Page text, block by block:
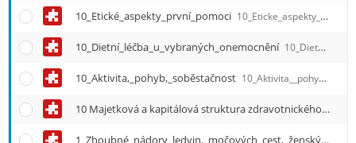
10_Etické_aspekty_první_pomoci 10_Eticke_aspekty_prvni_pomoci.qref
10_Dietní_léčba_u_vybraných_onemocnění 10_Dietni_lecba_u_vybranych_onemocneni.qref
10_Aktivita,_pohyb,_soběstačnost 10_Aktivita__pohyb__sobestacnost.qref
10 Majetková a kapitálová struktura zdravotnického zařízení
1_Zhoubné_nádory_ledvin,_močových_cest,_ženských_a_mužských_pohlavních_orgánů